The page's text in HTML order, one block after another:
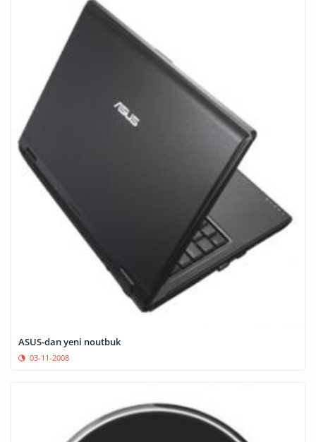
ASUS-dan yeni noutbuk
03-11-2008